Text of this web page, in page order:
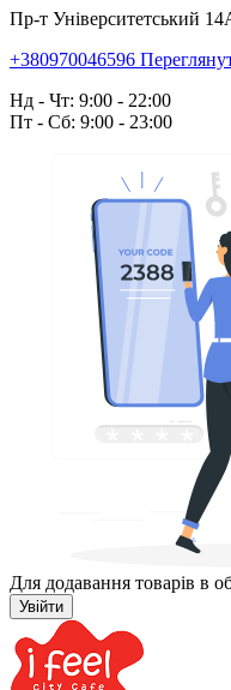
Пр-т Університетський
+380970046596
Нд - Чт: 9:00 - 22:00
Пт - Сб: 9:00 - 23:00
Для додавання товарів в
Увійти